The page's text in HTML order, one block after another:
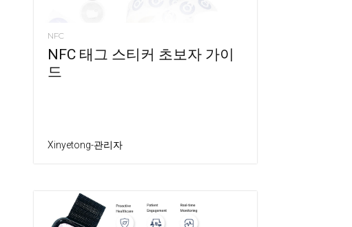
NFC
NFC 태그 스티커 초보자 가이
드
Xinyetong-관리자